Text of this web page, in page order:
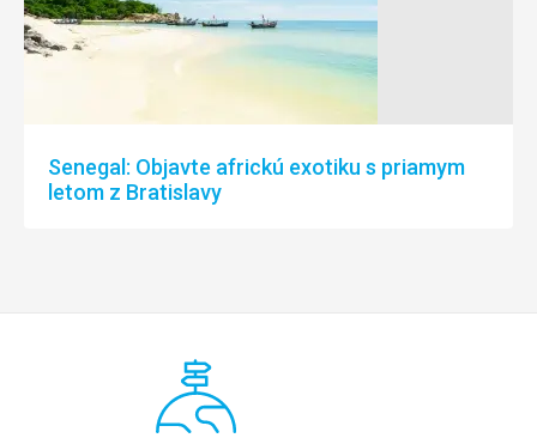
Senegal: Objavte africkú exotiku s priamym
letom z Bratislavy